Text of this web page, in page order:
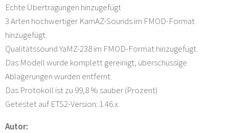
Echte Übertragungen hinzugefügt
3 Arten hochwertiger KamAZ-Sounds im FMOD-Format
hinzugefügt.
Qualitätssound YaMZ-238 im FMOD-Format hinzugefügt.
Das Modell wurde komplett gereinigt, überschüssige
Ablagerungen wurden entfernt.
Das Protokoll ist zu 99,8 % sauber (Prozent)
Getestet auf ETS2-Version: 1.46.x.
Autor: